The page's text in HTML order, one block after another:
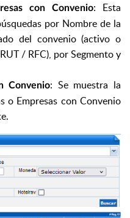
con Convenio: Esta
por Nombre de la
del convenio (activo o
/ RFC), por Segmento y
Convenio: Se muestra la
o Empresas con Convenio